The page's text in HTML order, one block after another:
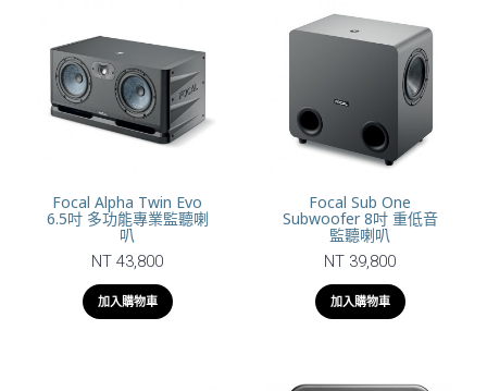
Focal Alpha Twin Evo
6.5吋 多功能專業監聽喇
叭
NT 43,800
加入購物車
Focal Sub One
Subwoofer 8吋 重低音
監聽喇叭
NT 39,800
加入購物車